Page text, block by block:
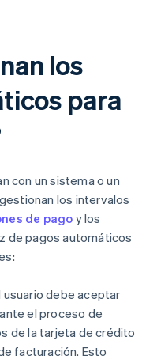
los
para
con un sistema o un
los intervalos
de pagoy los
de pagos automáticos
usuario debe aceptar
el proceso de
de la tarjeta de crédito
facturación. Esto